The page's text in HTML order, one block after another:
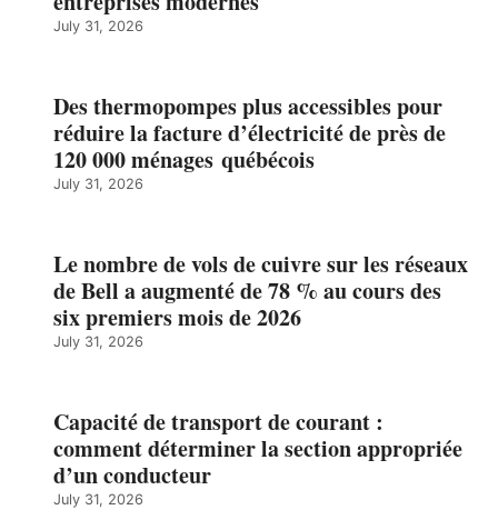
July 31, 2026
Des thermopompes plus accessibles pour
réduire la facture d’électricité de près de
120 000 ménages québécois
July 31, 2026
Le nombre de vols de cuivre sur les réseaux
de Bell a augmenté de 78 % au cours des
six premiers mois de 2026
July 31, 2026
Capacité de transport de courant :
comment déterminer la section appropriée
d’un conducteur
July 31, 2026